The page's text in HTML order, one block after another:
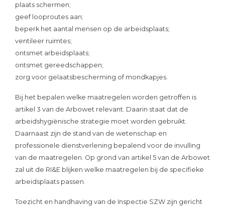
plaats schermen;
geef looproutes aan;
beperk het aantal mensen op de arbeidsplaats;
ventileer ruimtes;
ontsmet arbeidsplaats;
ontsmet gereedschappen;
zorg voor gelaatsbescherming of mondkapjes.
Bij het bepalen welke maatregelen worden getroffen is
artikel 3 van de Arbowet relevant. Daarin staat dat de
arbeidshygiënische strategie moet worden gebruikt.
Daarnaast zijn de stand van de wetenschap en
professionele dienstverlening bepalend voor de invulling
van de maatregelen. Op grond van artikel 5 van de Arbowet
zal uit de RI&E blijken welke maatregelen bij de specifieke
arbeidsplaats passen.
Toezicht en handhaving van de Inspectie SZW zijn gericht